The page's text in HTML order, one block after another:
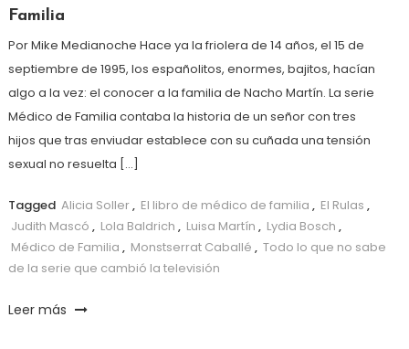
Familia
Por Mike Medianoche Hace ya la friolera de 14 años, el 15 de
septiembre de 1995, los españolitos, enormes, bajitos, hacían
algo a la vez: el conocer a la familia de Nacho Martín. La serie
Médico de Familia contaba la historia de un señor con tres
hijos que tras enviudar establece con su cuñada una tensión
sexual no resuelta […]
Tagged Alicia Soller, El libro de médico de familia , El Rulas ,
Judith Mascó , Lola Baldrich , Luisa Martín , Lydia Bosch ,
Médico de Familia , Monstserrat Caballé , Todo lo que no sabe
de la serie que cambió la televisión
Leer más